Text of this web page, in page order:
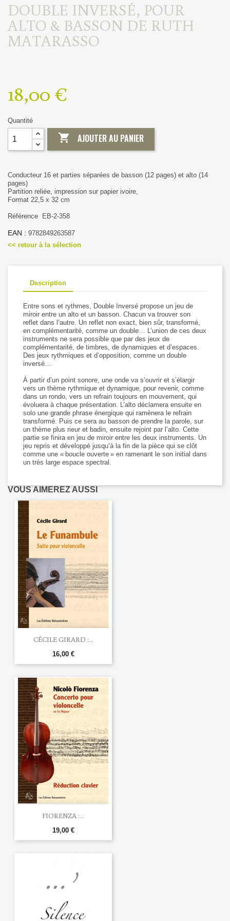
DOUBLE INVERSÉ, POUR
ALTO & BASSON DE RUTH
MATARASSO
18,00 €
Quantité
 AJOUTER AU PANIER
Conducteur 16 et parties séparées de basson (12 pages) et alto (14
pages)
Partition reliée, impression sur papier ivoire,
Format 22,5 x 32 cm
Référence EB-2-358
EAN : 9782849263587
<< retour à la sélection
Description
Entre sons et rythmes, Double Inversé propose un jeu de
miroir entre un alto et un basson. Chacun va trouver son
reflet dans l’autre. Un reflet non exact, bien sûr, transformé,
en complémentarité, comme un double… L’union de ces deux
instruments ne sera possible que par des jeux de
complémentarité, de timbres, de dynamiques et d’espaces.
Des jeux rythmiques et d’opposition, comme un double
inversé…
À partir d’un point sonore, une onde va s’ouvrir et s’élargir
vers un thème rythmique et dynamique, pour revenir, comme
dans un rondo, vers un refrain toujours en mouvement, qui
évoluera à chaque présentation. L’alto déclamera ensuite en
solo une grande phrase énergique qui ramènera le refrain
transformé. Puis ce sera au basson de prendre la parole, sur
un thème plus rieur et badin, ensuite rejoint par l’alto. Cette
partie se finira en jeu de miroir entre les deux instruments. Un
jeu repris et développé jusqu’à la fin de la pièce qui se clôt
comme une « boucle ouverte » en ramenant le son initial dans
un très large espace spectral.
VOUS AIMEREZ AUSSI
CÉCILE GIRARD :...
16,00 €
FIORENZA :...
19,00 €